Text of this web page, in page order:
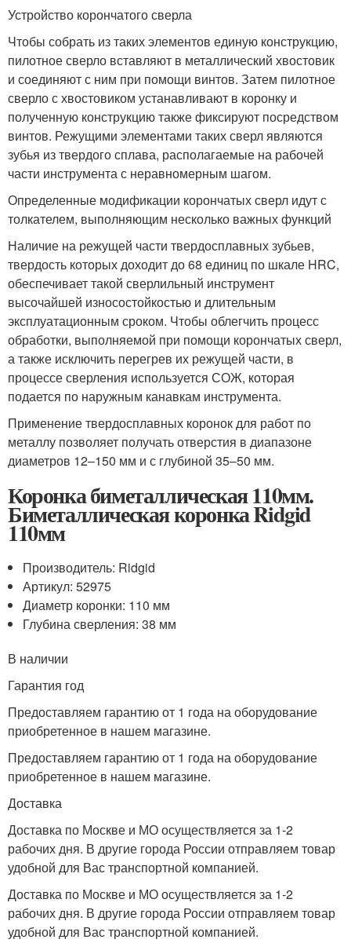
Устройство корончатого сверла
Чтобы собрать из таких элементов единую конструкцию,
пилотное сверло вставляют в металлический хвостовик
и соединяют с ним при помощи винтов. Затем пилотное
сверло с хвостовиком устанавливают в коронку и
полученную конструкцию также фиксируют посредством
винтов. Режущими элементами таких сверл являются
зубья из твердого сплава, располагаемые на рабочей
части инструмента с неравномерным шагом.
Определенные модификации корончатых сверл идут с
толкателем, выполняющим несколько важных функций
Наличие на режущей части твердосплавных зубьев,
твердость которых доходит до 68 единиц по шкале HRC,
обеспечивает такой сверлильный инструмент
высочайшей износостойкостью и длительным
эксплуатационным сроком. Чтобы облегчить процесс
обработки, выполняемой при помощи корончатых сверл,
а также исключить перегрев их режущей части, в
процессе сверления используется СОЖ, которая
подается по наружным канавкам инструмента.
Применение твердосплавных коронок для работ по
металлу позволяет получать отверстия в диапазоне
диаметров 12–150 мм и с глубиной 35–50 мм.
Коронка биметаллическая 110мм.
Биметаллическая коронка Ridgid
110мм
Производитель: Ridgid
Артикул: 52975
Диаметр коронки: 110 мм
Глубина сверления: 38 мм
В наличии
Гарантия год
Предоставляем гарантию от 1 года на оборудование
приобретенное в нашем магазине.
Предоставляем гарантию от 1 года на оборудование
приобретенное в нашем магазине.
Доставка
Доставка по Москве и МО осуществляется за 1-2
рабочих дня. В другие города России отправляем товар
удобной для Вас транспортной компанией.
Доставка по Москве и МО осуществляется за 1-2
рабочих дня. В другие города России отправляем товар
удобной для Вас транспортной компанией.